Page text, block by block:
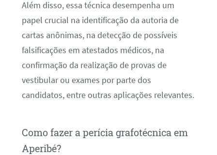
Além disso, essa técnica desempenha um
papel crucial na identificação da autoria de
cartas anônimas, na detecção de possíveis
falsificações em atestados médicos, na
confirmação da realização de provas de
vestibular ou exames por parte dos
candidatos, entre outras aplicações relevantes.
Como fazer a perícia grafotécnica em
Aperibé?